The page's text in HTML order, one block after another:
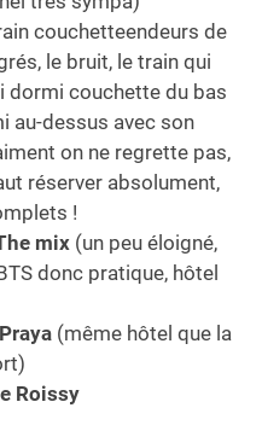
couchetteendeurs de
le bruit, le train qui
dormi couchette du bas
au-dessus avec son
on ne regrette pas,
réserver absolument,
!
mix (un peu éloigné,
donc pratique, hôtel
(même hôtel que la
Roissy